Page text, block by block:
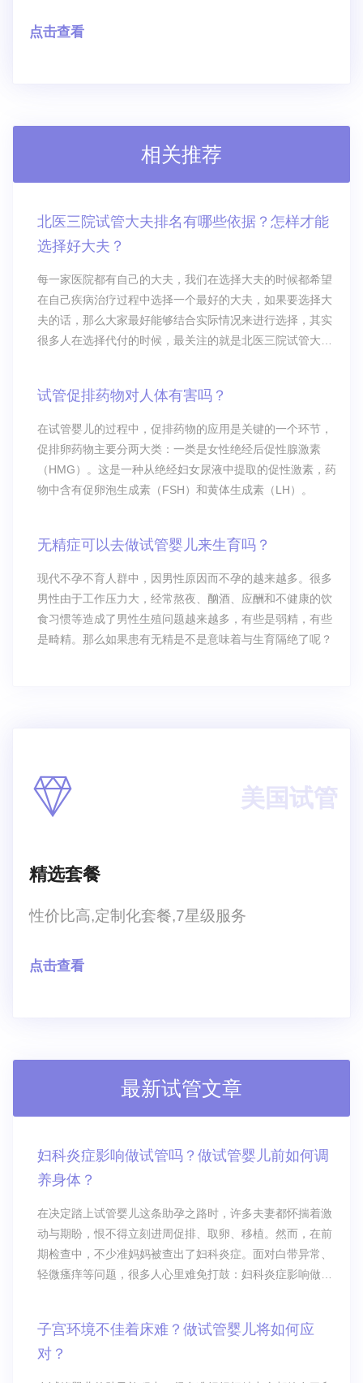
点击查看
相关推荐
北医三院试管大夫排名有哪些依据？怎样才能
选择好大夫？
每一家医院都有自己的大夫，我们在选择大夫的时候都希望
在自己疾病治疗过程中选择一个最好的大夫，如果要选择大
夫的话，那么大家最好能够结合实际情况来进行选择，其实
很多人在选择代付的时候，最关注的就是北医三院试管大夫
为就是最好的大夫，目前来说如果大家要选择这些最好的大
夫，那么最好能够结合自身的实际情况来
试管促排药物对人体有害吗？
在试管婴儿的过程中，促排药物的应用是关键的一个环节，
促排卵药物主要分两大类：一类是女性绝经后促性腺激素
（HMG）。这是一种从绝经妇女尿液中提取的促性激素，药
物中含有促卵泡生成素（FSH）和黄体生成素（LH）。
无精症可以去做试管婴儿来生育吗？
现代不孕不育人群中，因男性原因而不孕的越来越多。很多
男性由于工作压力大，经常熬夜、酗酒、应酬和不健康的饮
食习惯等造成了男性生殖问题越来越多，有些是弱精，有些
是畸精。那么如果患有无精是不是意味着与生育隔绝了呢？
美国试管
精选套餐
性价比高,定制化套餐,7星级服务
点击查看
最新试管文章
妇科炎症影响做试管吗？做试管婴儿前如何调
养身体？
在决定踏上试管婴儿这条助孕之路时，许多夫妻都怀揣着激
动与期盼，恨不得立刻进周促排、取卵、移植。然而，在前
期检查中，不少准妈妈被查出了妇科炎症。面对白带异常、
轻微瘙痒等问题，很多人心里难免打鼓：妇科炎症影响做试
子宫环境不佳着床难？做试管婴儿将如何应
对？